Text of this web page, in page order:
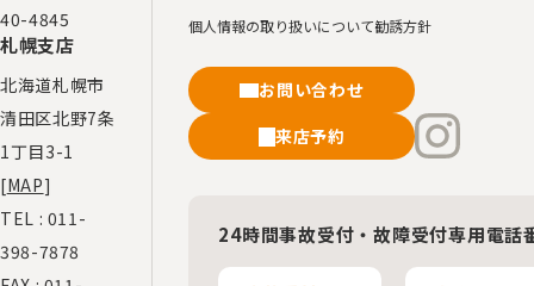
40-4845
札幌支店
北海道札幌市
清田区北野7条
1丁目3-1
[MAP]
TEL : 011-
398-7878
個人情報の取り扱いについて勧誘方針
お問い合わせ
来店予約
24時間事故受付・故障受付専用電話